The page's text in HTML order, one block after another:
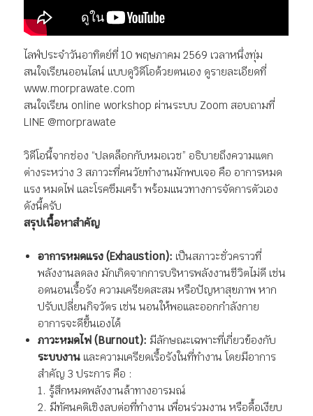
ไลฟ์ประจำวันอาทิตย์ที่ 10 พฤษภาคม 2569 เวลาหนึ่งทุ่ม
สนใจเรียนออนไลน์ แบบดูวิดีโอด้วยตนเอง ดูรายละเอียดที่
www.morprawate.com
สนใจเรียน online workshop ผ่านระบบ Zoom สอบถามที่
LINE @morprawate
วิดีโอนี้จากช่อง “ปลดล็อกกับหมอเวช” อธิบายถึงความแตก
ต่างระหว่าง 3 สภาวะที่คนวัยทำงานมักพบเจอ คือ อาการหมด
แรง หมดไฟ และโรคซึมเศร้า พร้อมแนวทางการจัดการตัวเอง
ดังนี้ครับ
สรุปเนื้อหาสำคัญ
อาการหมดแรง (Exhaustion): เป็นสภาวะชั่วคราวที่
พลังงานลดลง มักเกิดจากการบริหารพลังงานชีวิตไม่ดี เช่น
อดนอนเรื้อรัง ความเครียดสะสม หรือปัญหาสุขภาพ หาก
ปรับเปลี่ยนกิจวัตร เช่น นอนให้พอและออกกำลังกาย
อาการจะดีขึ้นเองได้
ภาวะหมดไฟ (Burnout): มีลักษณะเฉพาะที่เกี่ยวข้องกับ
ระบบงาน และความเครียดเรื้อรังในที่ทำงาน โดยมีอาการ
สำคัญ 3 ประการ คือ :
1. รู้สึกหมดพลังงานล้าทางอารมณ์
2. มีทัศนคติเชิงลบต่อที่ทำงาน เพื่อนร่วมงาน หรือดื้อเงียบ